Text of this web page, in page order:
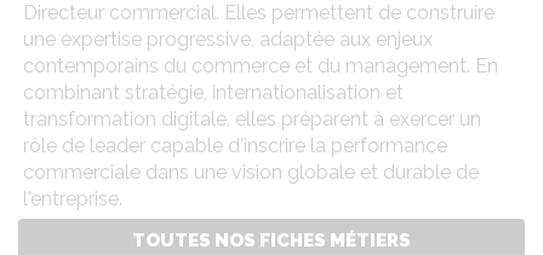
Directeur commercial. Elles permettent de construire
une expertise progressive, adaptée aux enjeux
contemporains du commerce et du management. En
combinant stratégie, internationalisation et
transformation digitale, elles préparent à exercer un
rôle de leader capable d'inscrire la performance
commerciale dans une vision globale et durable de
l'entreprise.
TOUTES NOS FICHES MÉTIERS